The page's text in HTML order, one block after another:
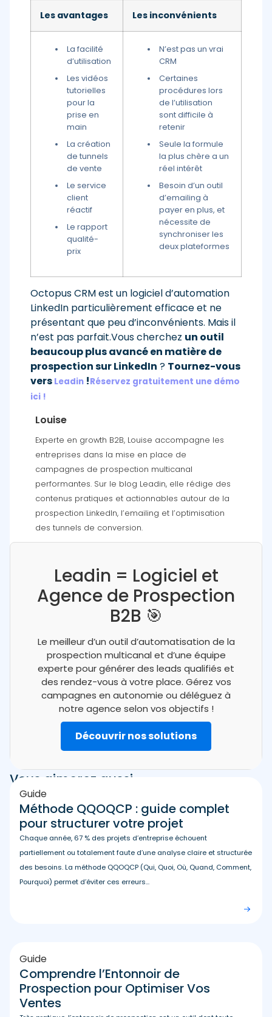
Les avantages Les inconvénients
La facilité
d’utilisation
Les vidéos
tutorielles
pour la
prise en
main
La création
de tunnels
de vente
Le service
client
réactif
Le rapport
qualité-
prix
N’est pas un vrai
CRM
Certaines
procédures lors
de l’utilisation
sont difficile à
retenir
Seule la formule
la plus chère a un
réel intérêt
Besoin d’un outil
d’emailing à
payer en plus, et
nécessite de
synchroniser les
deux plateformes
Octopus CRM est un logiciel d’automation
LinkedIn particulièrement efficace et ne
présentant que peu d’inconvénients. Mais il
n’est pas parfait.Vous cherchez un outil
beaucoup plus avancé en matière de
prospection sur LinkedIn ? Tournez-vous
vers Leadin !Réservez gratuitement une démo
ici !
Louise
Experte en growth B2B, Louise accompagne les
entreprises dans la mise en place de
campagnes de prospection multicanal
performantes. Sur le blog Leadin, elle rédige des
contenus pratiques et actionnables autour de la
prospection LinkedIn, l’emailing et l’optimisation
des tunnels de conversion.
Leadin = Logiciel et
Agence de Prospection
B2B 🎯
Le meilleur d’un outil d’automatisation de la
prospection multicanal et d’une équipe
experte pour générer des leads qualifiés et
des rendez-vous à votre place. Gérez vos
campagnes en autonomie ou déléguez à
notre agence selon vos objectifs !
Découvrir nos solutions
Vous aimerez aussi
Guide
Méthode QQOQCP : guide complet
pour structurer votre projet
Chaque année, 67 % des projets d’entreprise échouent
partiellement ou totalement faute d’une analyse claire et structurée
des besoins. La méthode QQOQCP (Qui, Quoi, Où, Quand, Comment,
Pourquoi) permet d’éviter ces erreurs...
Guide
Comprendre l’Entonnoir de
Prospection pour Optimiser Vos
Ventes